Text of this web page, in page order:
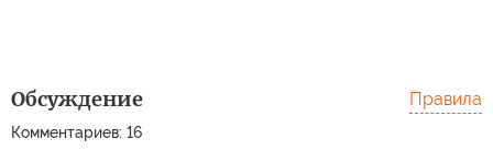
Обсуждение
Комментариев: 16
Правила